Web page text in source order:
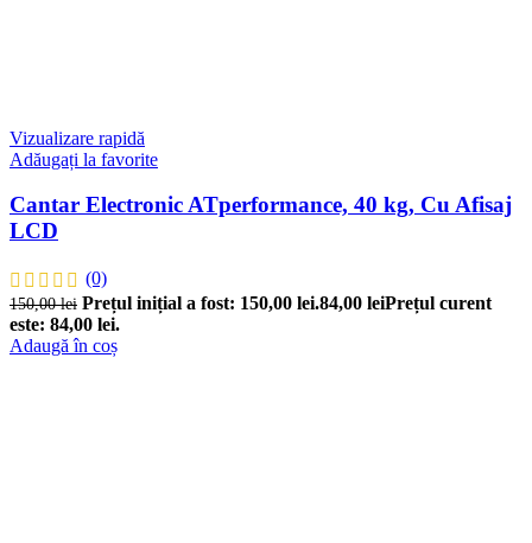
Vizualizare rapidă
Adăugați la favorite
Cantar Electronic ATperformance, 40 kg, Cu Afisaj
LCD
(0)
150,00lei Prețul inițial a fost: 150,00 lei.84,00 leiPrețul curent
este: 84,00 lei.
Adaugă în coș